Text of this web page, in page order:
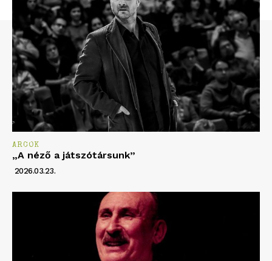
ARCOK
„A néző a játszótársunk”
2026.03.23.